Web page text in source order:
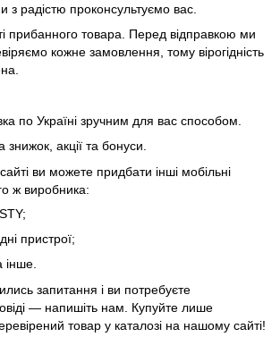
радістю проконсультуємо вас.
прибанного товара. Перед відправкою ми
кожне замовлення, тому вірогідність
по Україні зручним для вас способом.
знижок, акції та бонуси.
ви можете придбати інші мобільні
ж виробника:
;
пристрої;
інше.
запитання і ви потребуєте
— напишіть нам. Купуйте лише
товар у каталозі на нашому сайті!